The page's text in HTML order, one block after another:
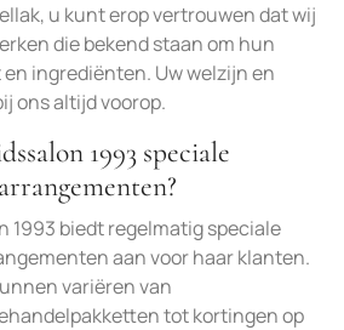
u kunt erop vertrouwen dat wij
die bekend staan om hun
ingrediënten. Uw welzijn en
ons altijd voorop.
1993 speciale
1993 biedt regelmatig speciale
aan voor haar klanten.
variëren van
tot kortingen op